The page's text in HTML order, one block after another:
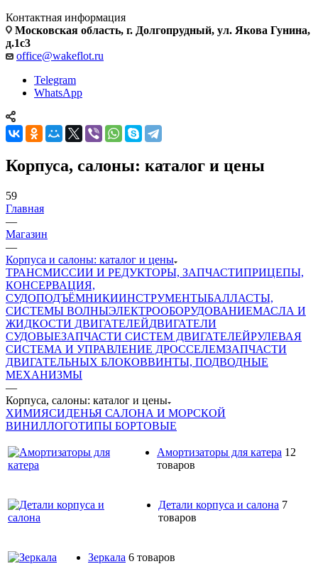
Контактная информация
Московская область, г. Долгопрудный, ул. Якова Гунина,
д.1с3
office@wakeflot.ru
Telegram
WhatsApp
Корпуса, салоны: каталог и цены
59
Главная
—
Магазин
—
Корпуса и салоны: каталог и цены
ТРАНСМИССИИ И РЕДУКТОРЫ, ЗАПЧАСТИПРИЦЕПЫ,
КОНСЕРВАЦИЯ,
СУДОПОДЪЁМНИКИИНСТРУМЕНТЫБАЛЛАСТЫ,
СИСТЕМЫ ВОЛНЫЭЛЕКТРООБОРУДОВАНИЕМАСЛА И
ЖИДКОСТИ ДВИГАТЕЛЕЙДВИГАТЕЛИ
СУДОВЫЕЗАПЧАСТИ СИСТЕМ ДВИГАТЕЛЕЙРУЛЕВАЯ
СИСТЕМА И УПРАВЛЕНИЕ ДРОССЕЛЕМЗАПЧАСТИ
ДВИГАТЕЛЬНЫХ БЛОКОВВИНТЫ, ПОДВОДНЫЕ
МЕХАНИЗМЫ
—
Корпуса, салоны: каталог и цены
ХИМИЯСИДЕНЬЯ САЛОНА И МОРСКОЙ
ВИНИЛЛОГОТИПЫ БОРТОВЫЕ
Амортизаторы для катера 12
товаров
Детали корпуса и салона 7
товаров
Зеркала 6 товаров